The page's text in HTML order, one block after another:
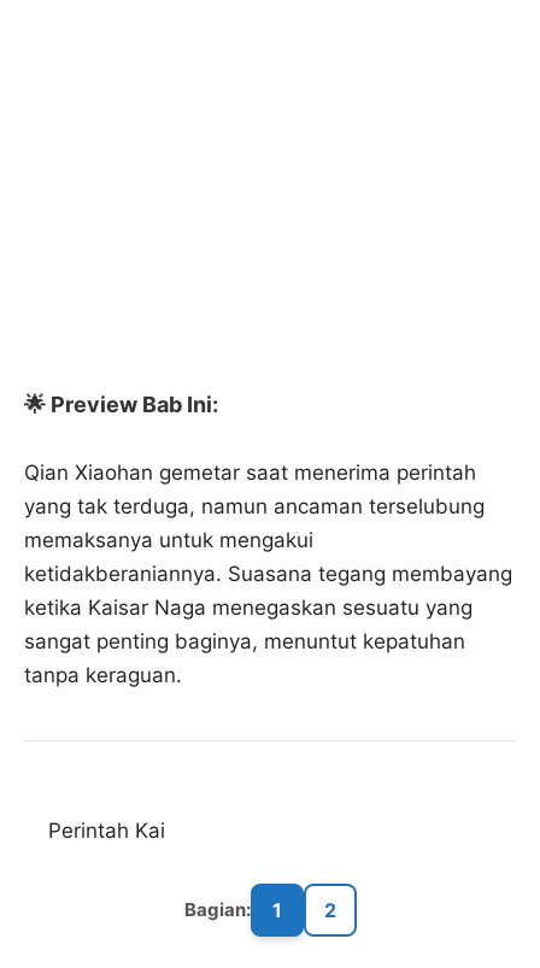
🌟 Preview Bab Ini:
Qian Xiaohan gemetar saat menerima perintah
yang tak terduga, namun ancaman terselubung
memaksanya untuk mengakui
ketidakberaniannya. Suasana tegang membayang
ketika Kaisar Naga menegaskan sesuatu yang
sangat penting baginya, menuntut kepatuhan
tanpa keraguan.
Perintah Kai
Bagian: 1 2